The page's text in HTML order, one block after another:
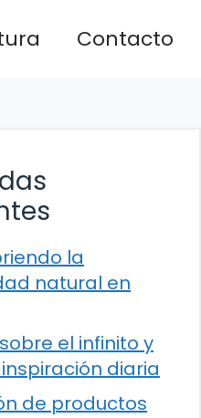
Contacto
la
natural en
el infinito y
diaria
de productos